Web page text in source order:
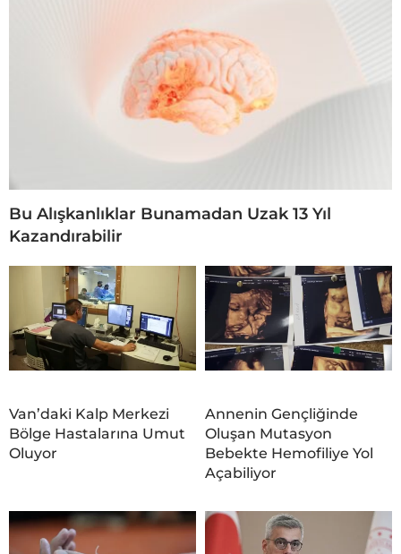
Bu Alışkanlıklar Bunamadan Uzak 13 Yıl
Kazandırabilir
Van’daki Kalp Merkezi
Bölge Hastalarına Umut
Oluyor
Annenin Gençliğinde
Oluşan Mutasyon
Bebekte Hemofiliye Yol
Açabiliyor